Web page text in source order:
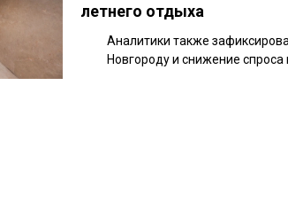
летнего отдыха
Аналитики также
Новгороду и снижение спроса